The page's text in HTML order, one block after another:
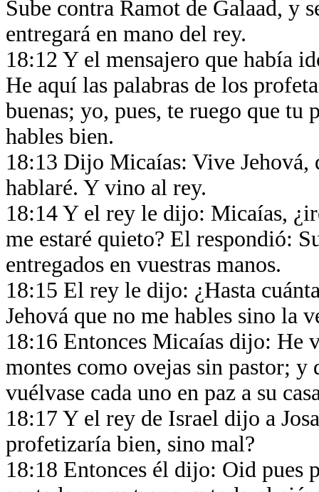
Sube contra Ramot de Galaad, y
entregará en mano del rey.
18:12 Y el mensajero que había
He aquí las palabras de los
buenas; yo, pues, te ruego que tu
hables bien.
18:13 Dijo Micaías: Vive Jehová,
hablaré. Y vino al rey.
18:14 Y el rey le dijo: Micaías,
me estaré quieto? El respondió:
entregados en vuestras manos.
18:15 El rey le dijo: ¿Hasta
Jehová que no me hables sino la
18:16 Entonces Micaías dijo: He
montes como ovejas sin pastor;
vuélvase cada uno en paz a su
18:17 Y el rey de Israel dijo a
profetizaría bien, sino mal?
18:18 Entonces él dijo: Oid pues